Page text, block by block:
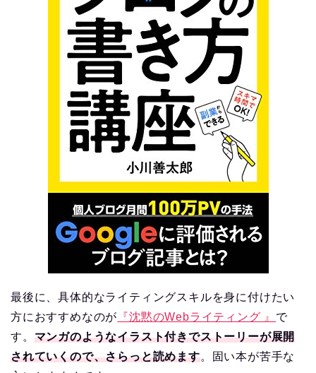
最後に、具体的なライティングスキルを身に付けたい
方におすすめなのが 『沈黙のWebライティング 』 で
す。 マンガのようなイラスト付きでストーリーが展開
されていくので、さらっと読めます。固い本が苦手な